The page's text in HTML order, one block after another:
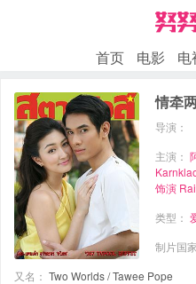
首页 电影 电
情牵
导演：
主演：
饰演
类型：
制片国
又名： Two Worlds / Tawee Pope